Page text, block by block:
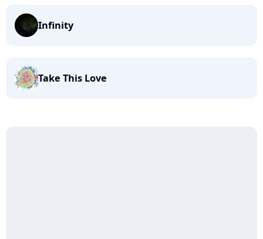
Infinity
Take This Love